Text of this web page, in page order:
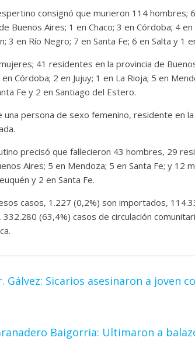
consignó que murieron 114 hombres;
Buenos Aires; 1 en Chaco; 3 en Córdoba; 4
3 en Río Negro; 7 en Santa Fe; 6 en Salta y 1
41 residentes en la provincia de
Córdoba; 2 en Jujuy; 1 en La Rioja; 5 en
Fe y 2 en Santiago del Estero.
una persona de sexo femenino, residente en
precisó que fallecieron 43 hombres, 29
Aires; 5 en Mendoza; 5 en Santa Fe; y 12
y 2 en Santa Fe.
casos, 1.227 (0,2%) son importados,
(63,4%) casos de circulación
Gálvez: Sicarios asesinaron a joven
Baigorria: Ultimaron a